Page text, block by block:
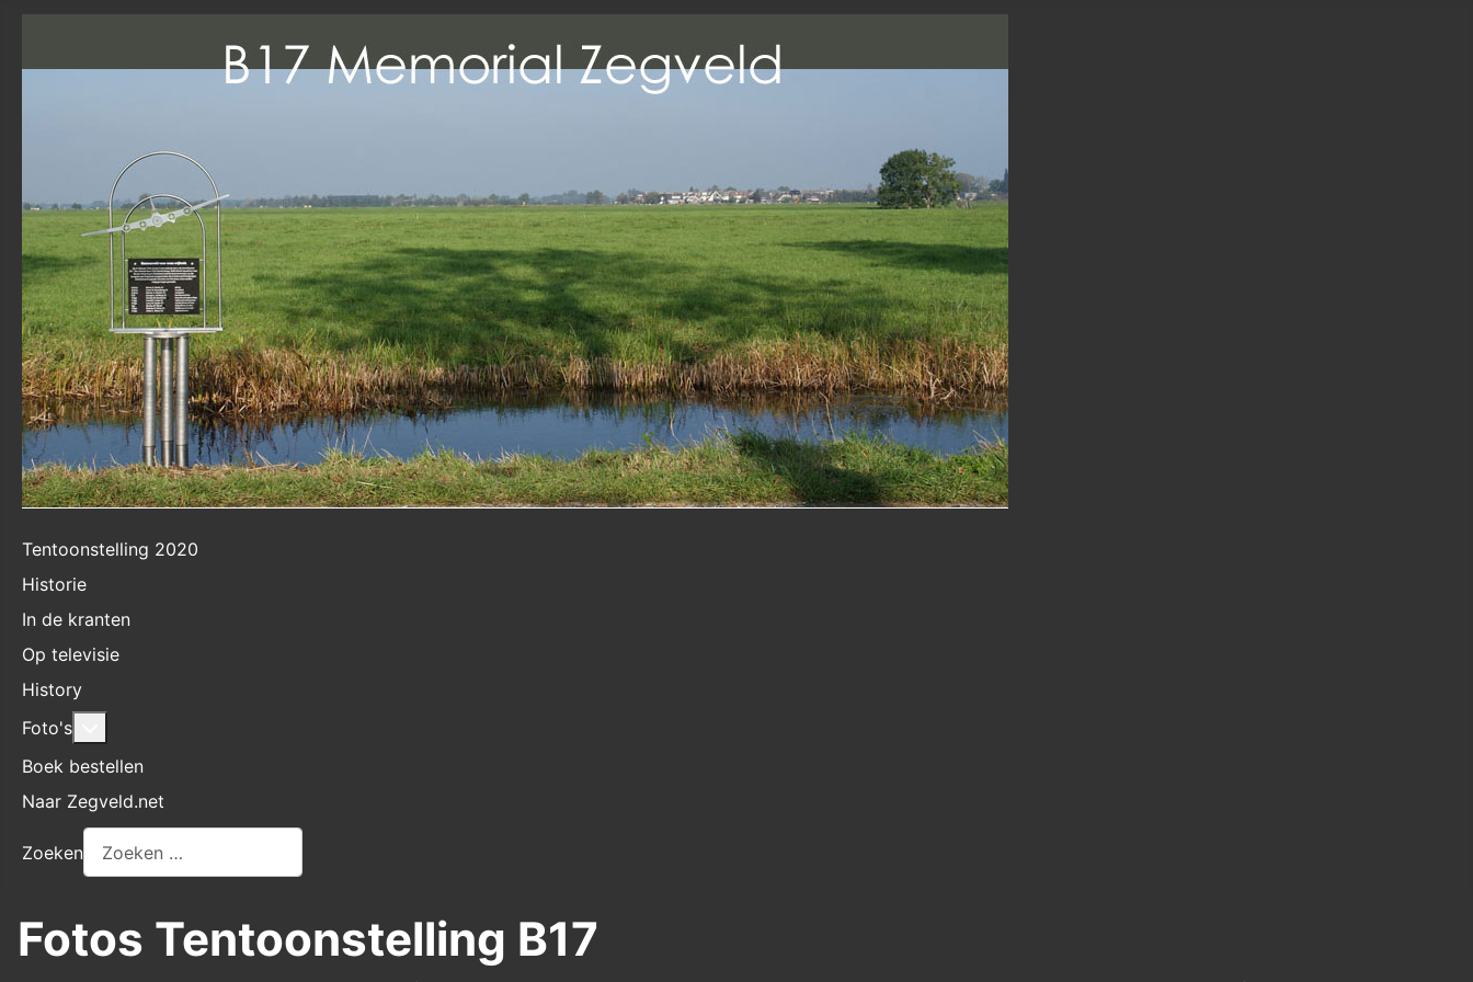
Tentoonstelling 2020
Historie
In de kranten
Op televisie
History
Foto's
Boek bestellen
Naar Zegveld.net
Zoeken
Fotos Tentoonstelling B17